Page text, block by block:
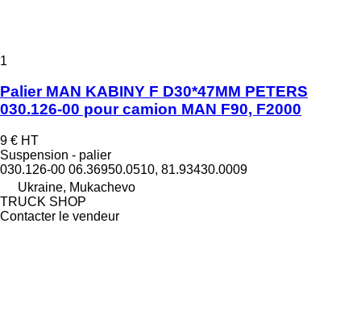
1
Palier MAN KABINY F D30*47MM PETERS
030.126-00 pour camion MAN F90, F2000
9 € HT
Suspension - palier
030.126-00 06.36950.0510, 81.93430.0009
Ukraine, Mukachevo
TRUCK SHOP
Contacter le vendeur